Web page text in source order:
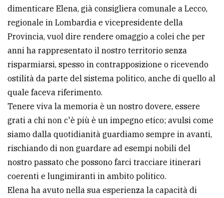
PRIVACY
Privacy
policy
Cookie
dimenticare Elena, già consigliera comunale a Lecco,
regionale in Lombardia e vicepresidente della
Provincia, vuol dire rendere omaggio a colei che per
anni ha rappresentato il nostro territorio senza
risparmiarsi, spesso in contrapposizione o ricevendo
ostilità da parte del sistema politico, anche di quello al
quale faceva riferimento.
Tenere viva la memoria è un nostro dovere, essere
grati a chi non c'è più è un impegno etico; avulsi come
siamo dalla quotidianità guardiamo sempre in avanti,
rischiando di non guardare ad esempi nobili del
nostro passato che possono farci tracciare itinerari
coerenti e lungimiranti in ambito politico.
Elena ha avuto nella sua esperienza la capacità di